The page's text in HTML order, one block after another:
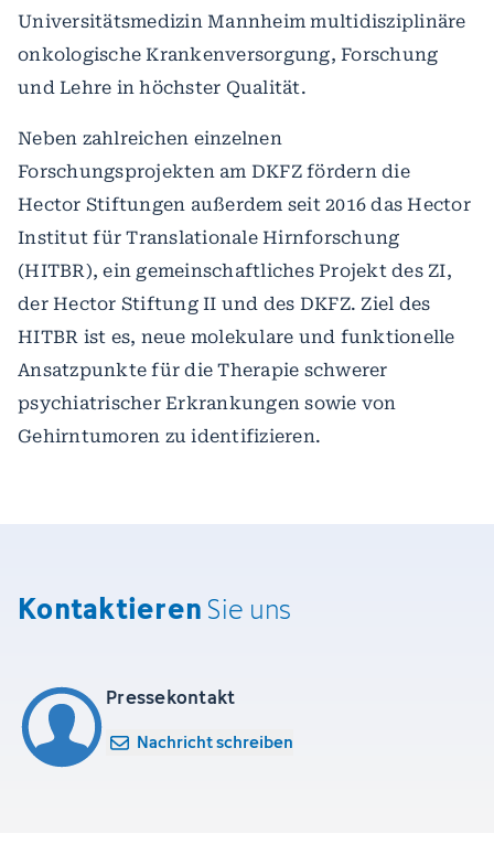
Universitätsmedizin Mannheim multidisziplinäre
onkologische Krankenversorgung, Forschung
und Lehre in höchster Qualität.
Neben zahlreichen einzelnen
Forschungsprojekten am DKFZ fördern die
Hector Stiftungen außerdem seit 2016 das Hector
Institut für Translationale Hirnforschung
(HITBR), ein gemeinschaftliches Projekt des ZI,
der Hector Stiftung II und des DKFZ. Ziel des
HITBR ist es, neue molekulare und funktionelle
Ansatzpunkte für die Therapie schwerer
psychiatrischer Erkrankungen sowie von
Gehirntumoren zu identifizieren.
KontaktierenSie uns
Pressekontakt
Nachricht schreiben